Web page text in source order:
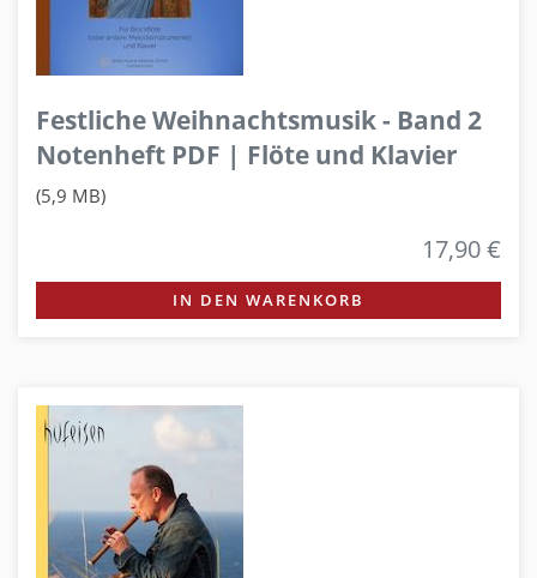
Festliche Weihnachtsmusik - Band 2
Notenheft PDF | Flöte und Klavier
(5,9 MB)
17,90 €
IN DEN WARENKORB